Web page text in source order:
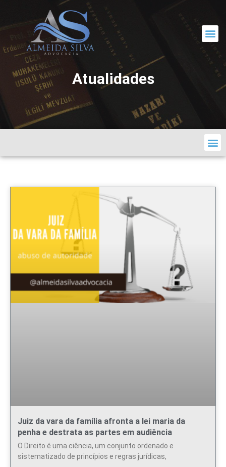
Atualidades
Juiz da vara da família afronta a lei maria da
penha e destrata as partes em audiência
O Direito é uma ciência, um conjunto ordenado e
sistematizado de princípios e regras jurídicas,